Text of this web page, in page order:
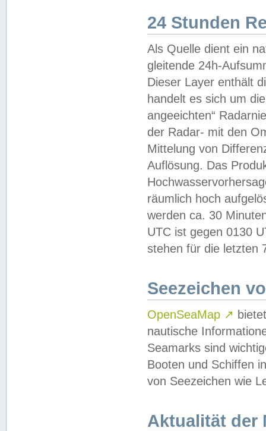
24 Stunden
Als Quelle dient ein
gleitende 24h-
Dieser Layer enthält
handelt es sich um
angeeichten“
der Radar- mit den
Mittelung von
Auflösung. Das
räumlich hoch
werden ca. 30
UTC ist gegen 0130
stehen für die letzten
Seezeichen
OpenSeaMap ↗
nautische
Seamarks sind
Booten und Schiffen
von Seezeichen wie
Aktualität der